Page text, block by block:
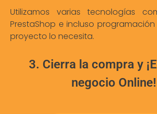
Utilizamos varias tecnologías
PrestaShop e incluso
proyecto lo necesita.
3. Cierra la compra y
negocio Online!